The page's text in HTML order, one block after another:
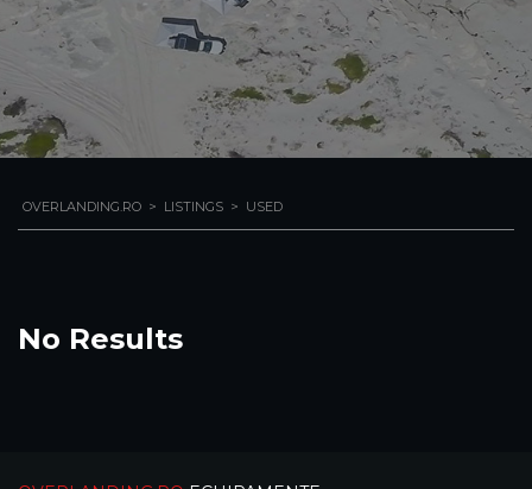
OVERLANDING.RO > LISTINGS > USED
No Results